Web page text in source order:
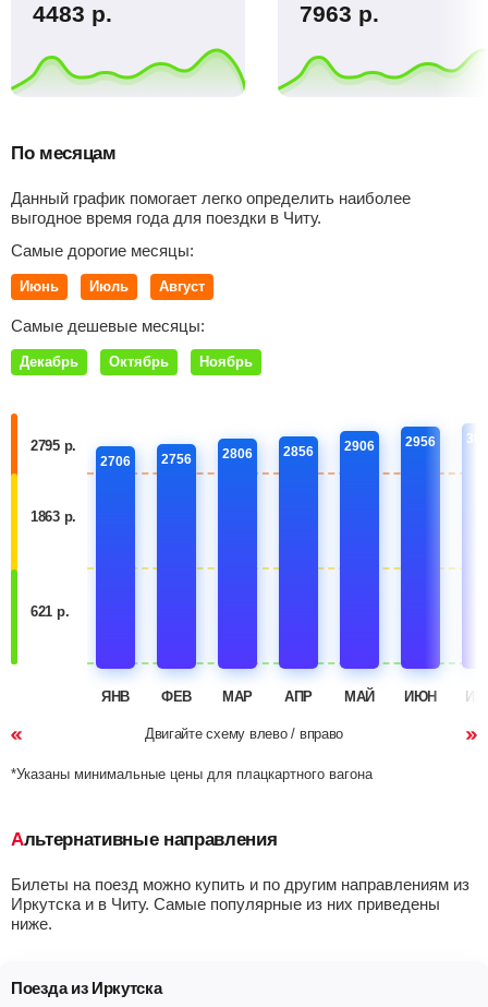
4483 р. 7963 р.
По месяцам
Данный график помогает легко определить наиболее
выгодное время года для поездки в Читу.
Самые дорогие месяцы:
Июнь Июль Август
Самые дешевые месяцы:
Декабрь Октябрь Ноябрь
2795 р.
1863 р.
621 р.
2706
ЯНВ
2756
ФЕВ
2806
МАР
2856
АПР
2906
МАЙ
2956
ИЮН
Двигайте схему влево / вправо
*Указаны минимальные цены для плацкартного вагона
Альтернативные направления
Билеты на поезд можно купить и по другим направлениям из
Иркутска и в Читу. Самые популярные из них приведены
ниже.
Поезда из Иркутска